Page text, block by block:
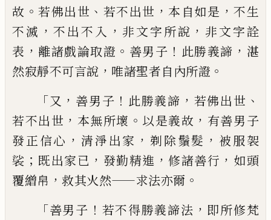
故 。若佛出世 、 若不出世 ，本自如是 ，不生
不滅 ，不出不入 ， 非文字所說 ， 非文字詮
表 ， 離諸戲論取證 。 善男子 ！ 此勝義諦 ， 湛
然寂靜不可言說 ， 唯諸聖者自內所證 。
「又 ， 善男子 ！ 此勝義諦 ， 若佛出世 、
若不出世 ， 本無所壞 。 以是義故 ， 有善男子
發正信心 ， 清淨出家 ， 剃除鬚髮 ， 被服袈
裟 ； 既出家已 ， 發勤精進 ，修諸善行 ， 如頭
覆繒帛 ， 救其火然——求法亦爾 。
「善男子 ！ 若不得勝義諦法 ， 即所修梵